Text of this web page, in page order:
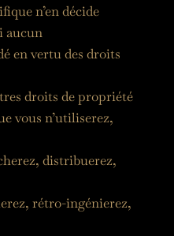
n’en décide
aucun
en vertu des droits
droits de propriété
vous n’utiliserez,
distribuerez,
rétro-ingénierez,